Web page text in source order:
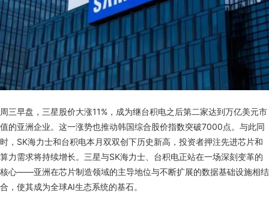
周三早盘，三星股价大涨11%，成为继台积电之后第二家达到万亿美元市
值的亚洲企业。这一涨势也推动韩国综合股价指数突破7000点。与此同
时，SK海力士和台积电本月双双创下历史新高，投资者押注先进芯片和
算力需求将持续增长。三星与SK海力士、台积电正站在一场深刻变革的
核心——亚洲在芯片制造领域的主导地位与不断扩展的数据基础设施相结
合，使其成为全球AI生态系统的基石。